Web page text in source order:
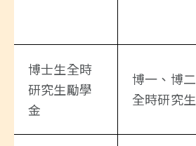
博士生全時
研究生勵學
金
博一、博二
全時研究生